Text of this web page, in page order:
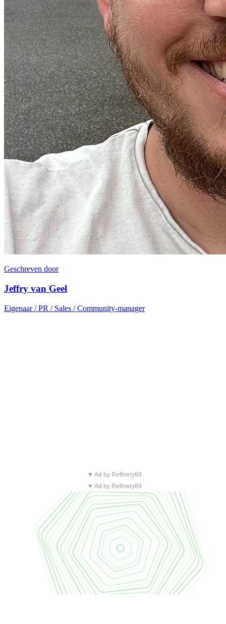
Geschreven door
Jeffry van Geel
Eigenaar / PR / Sales / Community-manager
▼ Ad by Refinery89
▼ Ad by Refinery89